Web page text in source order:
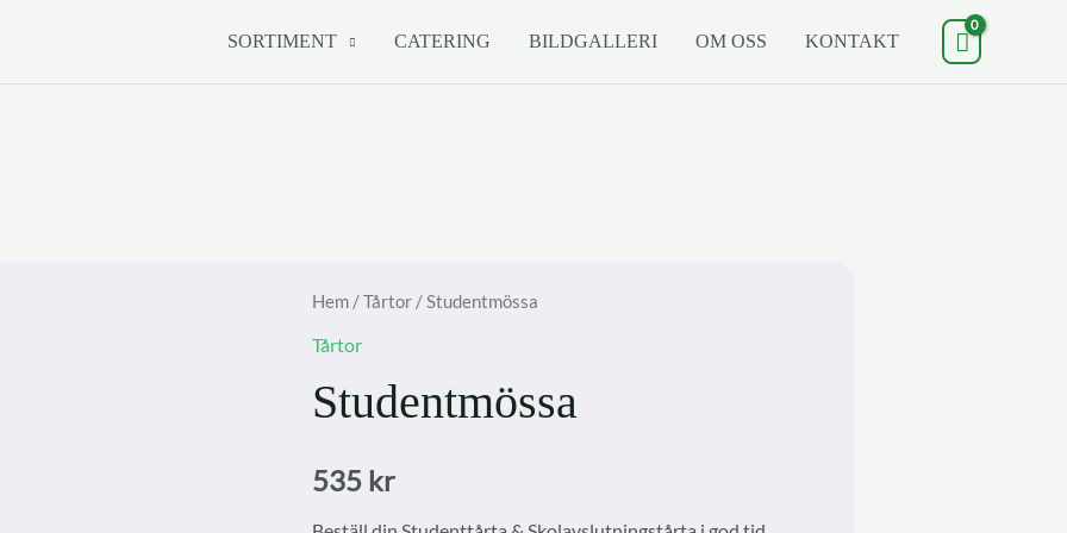
SORTIMENT CATERING BILDGALLERI OM OSS KONTAKT
Hem/Tårtor/ Studentmössa
Tårtor
Studentmössa
535 kr